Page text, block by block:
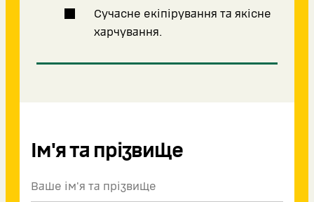
Сучасне екіпірування та якісне
харчування.
Ім'я та прізвище